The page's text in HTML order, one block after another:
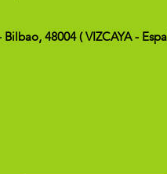
48004 ( VIZCAYA -